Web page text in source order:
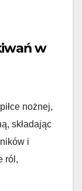
w
nożnej,
składając
i
ról,